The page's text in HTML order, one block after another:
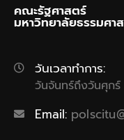
คณะรัฐศาสตร์
มหาวิทยาลัยธรรมศา
วันเวลาทำการ:
วันจันทร์ถึงวันศุก
Email: